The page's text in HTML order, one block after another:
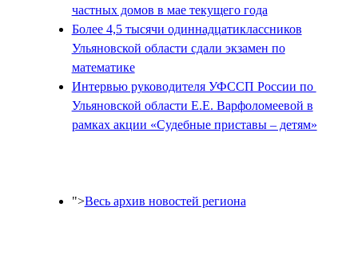
частных домов в мае текущего года
Более 4,5 тысячи одиннадцатиклассников
Ульяновской области сдали экзамен по
математике
Интервью руководителя УФССП России по
Ульяновской области Е.Е. Варфоломеевой в
рамках акции «Судебные приставы – детям»
">Весь архив новостей региона